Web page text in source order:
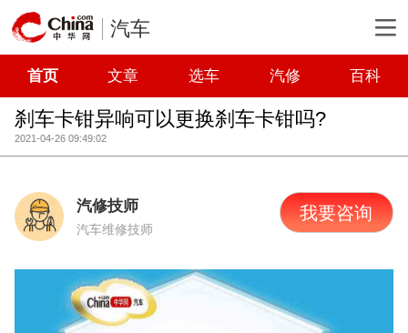
汽车
首页 文章 选车 汽修 百科
刹车卡钳异响可以更换刹车卡钳吗?
2021-04-26 09:49:02
汽修技师
汽车维修技师
我要咨询